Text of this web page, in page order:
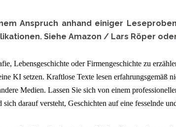
Anspruch anhand einiger
Siehe Amazon / Lars Röper
, Lebensgeschichte oderFirmengeschichte zu
KI setzen. Kraftlose Texte lesen erfahrungsgemäß
Medien. Lassen Sie sich von einem
darauf versteht, Geschichten auf eine fesselnde